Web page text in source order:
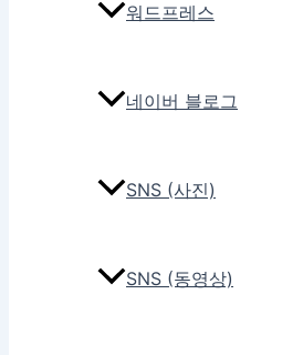
워드프레스
네이버 블로그
SNS (사진)
SNS (동영상)